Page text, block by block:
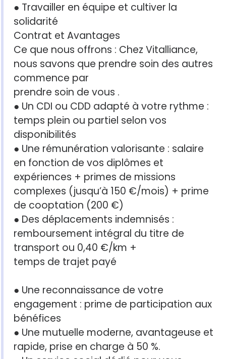
● Travailler en équipe et cultiver la
solidarité
Contrat et Avantages
Ce que nous offrons : Chez Vitalliance,
nous savons que prendre soin des autres
commence par
prendre soin de vous .
● Un CDI ou CDD adapté à votre rythme :
temps plein ou partiel selon vos
disponibilités
● Une rémunération valorisante : salaire
en fonction de vos diplômes et
expériences + primes de missions
complexes (jusqu’à 150 €/mois) + prime
de cooptation (200 €)
● Des déplacements indemnisés :
remboursement intégral du titre de
transport ou 0,40 €/km +
temps de trajet payé
● Une reconnaissance de votre
engagement : prime de participation aux
bénéfices
● Une mutuelle moderne, avantageuse et
rapide, prise en charge à 50 %.